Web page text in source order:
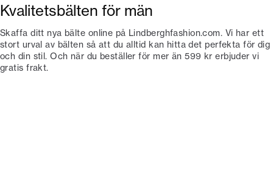
Kvalitetsbälten för män
Skaffa ditt nya bälte online på Lindberghfashion.com. Vi har ett
stort urval av bälten så att du alltid kan hitta det perfekta för dig
och din stil. Och när du beställer för mer än 599 kr erbjuder vi
gratis frakt.